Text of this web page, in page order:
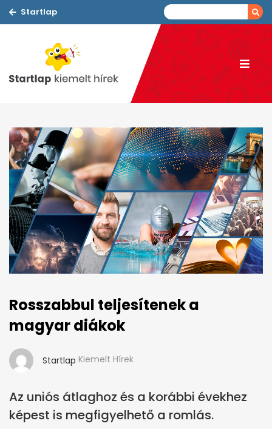
Startlap
Rosszabbul teljesítenek a
magyar diákok
Startlap Kiemelt Hírek
Az uniós átlaghoz és a korábbi évekhez
képest is megfigyelhető a romlás.